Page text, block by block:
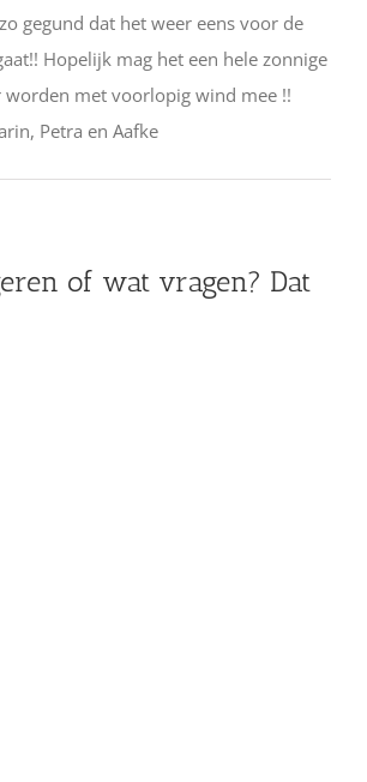
gegund dat het weer eens voor de
Hopelijk mag het een hele zonnige
worden met voorlopig wind mee !!
Petra en Aafke
of wat vragen? Dat